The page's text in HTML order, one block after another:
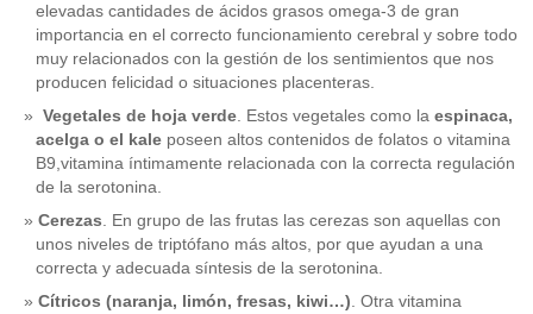
elevadas cantidades de ácidos grasos omega-3 de gran
importancia en el correcto funcionamiento cerebral y sobre todo
muy relacionados con la gestión de los sentimientos que nos
producen felicidad o situaciones placenteras.
Vegetales de hoja verde. Estos vegetales como la espinaca,
acelga o el kale poseen altos contenidos de folatos o vitamina
B9,vitamina íntimamente relacionada con la correcta regulación
de la serotonina.
Cerezas. En grupo de las frutas las cerezas son aquellas con
unos niveles de triptófano más altos, por que ayudan a una
correcta y adecuada síntesis de la serotonina.
Cítricos (naranja, limón, fresas, kiwi…). Otra vitamina